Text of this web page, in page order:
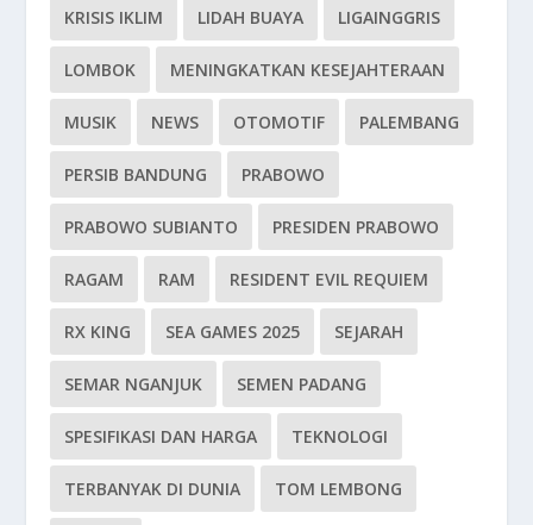
KRISIS IKLIM LIDAH BUAYA LIGAINGGRIS
LOMBOK MENINGKATKAN KESEJAHTERAAN
MUSIK NEWS OTOMOTIF PALEMBANG
PERSIB BANDUNG PRABOWO
PRABOWO SUBIANTO PRESIDEN PRABOWO
RAGAM RAM RESIDENT EVIL REQUIEM
RX KING SEA GAMES 2025 SEJARAH
SEMAR NGANJUK SEMEN PADANG
SPESIFIKASI DAN HARGA TEKNOLOGI
TERBANYAK DI DUNIA TOM LEMBONG